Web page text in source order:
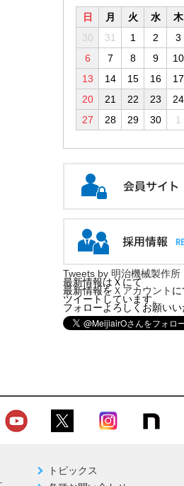
日 月 火 水 木
30
31 1 2 3
6
7 8 9 10
13
14 15 16 17
20
21 22 23 24
27
28 29 30 1
Tweets by 明治機械製作所
最新情報はＸにて
最新情報を Ｘアカウント に
ツイートしています。
フォローよろしくお願いい
トピックス